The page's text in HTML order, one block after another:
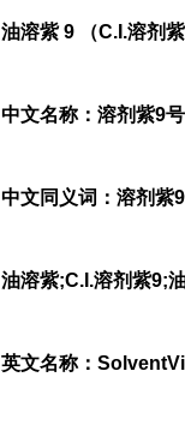
油溶紫 9 （C.I.溶剂紫
中文名称：溶剂紫9号
中文同义词：溶剂紫
油溶紫;C.I.溶剂紫9;
英文名称：